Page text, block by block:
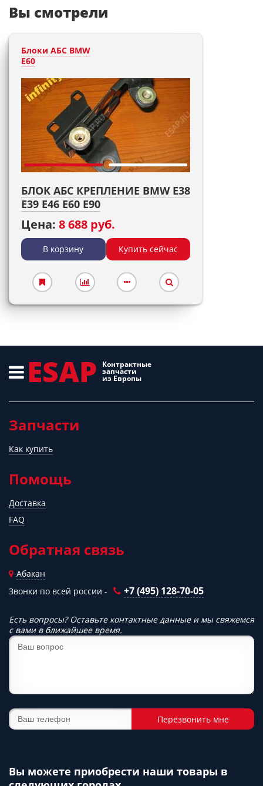
Вы смотрели
Блоки АБС BMW
E60
БЛОК АБС КРЕПЛЕНИЕ BMW E38
E39 E46 E60 E90
Цена: 8 688 руб.
В корзину Купить сейчас
ESAP Контрактные
запчасти
из Европы
Запчасти
Как купить
Помощь
Доставка
FAQ
Обратная связь
Абакан
Звонки по всей россии -
+7 (495) 128-70-05
Есть вопросы? Оставьте контактные данные и мы свяжемся
с вами в ближайшее время.
Перезвонить мне
Вы можете приобрести наши товары в